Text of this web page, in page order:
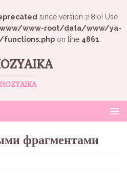
since version 2.8.0! Use
www-root/data/www/ya-
functions.php on line 4861
фрагментами